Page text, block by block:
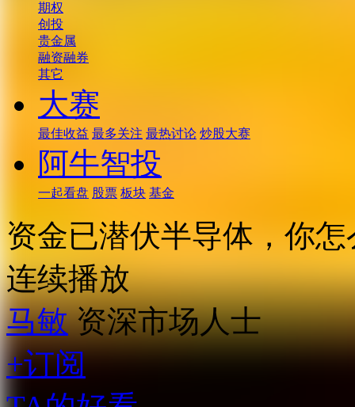
期权
创投
贵金属
融资融券
其它
大赛
最佳收益 最多关注 最热讨论 炒股大赛
阿牛智投
一起看盘 股票 板块 基金
资金已潜伏半导体，你怎
连续播放
马敏 资深市场人士
+订阅